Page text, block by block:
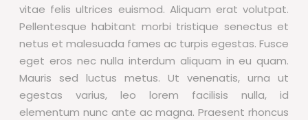
vitae felis ultrices euismod. Aliquam erat volutpat.
Pellentesque habitant morbi tristique senectus et
netus et malesuada fames ac turpis egestas. Fusce
eget eros nec nulla interdum aliquam in eu quam.
Mauris sed luctus metus. Ut venenatis, urna ut
egestas varius, leo lorem facilisis nulla, id
elementum nunc ante ac magna. Praesent rhoncus